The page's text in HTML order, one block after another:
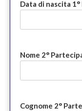
Data di nascita
Nome 2°
Cognome 2°